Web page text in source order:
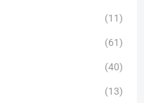
(11)
(61)
(40)
(13)